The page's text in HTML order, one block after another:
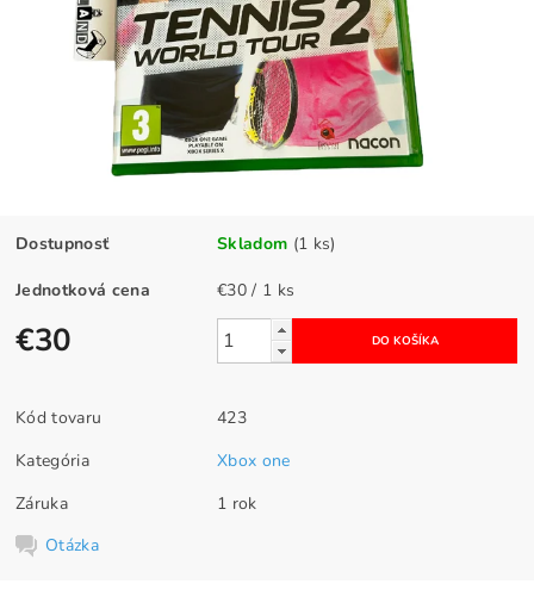
Dostupnosť Skladom (1 ks)
Jednotková cena €30 / 1 ks
€30
Kód tovaru
423
Kategória
Xbox one
Záruka
1 rok
Otázka